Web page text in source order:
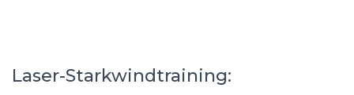
Laser-Starkwindtraining: